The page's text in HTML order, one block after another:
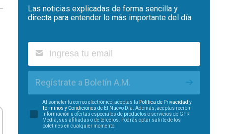
Las noticias explicadas de forma sencilla y
directa para entender lo más importante del día.
Regístrate a Boletín A.M.
Al someter tu correo electrónico, aceptas la Política de Privacidad y
Términos y Condiciones de El Nuevo Día. Además, aceptas recibir
información u ofertas especiales de productos o servicios de GFR
Media, sus afiliadas o de terceros. Podrás optar salirte de los
boletines en cualquier momento.